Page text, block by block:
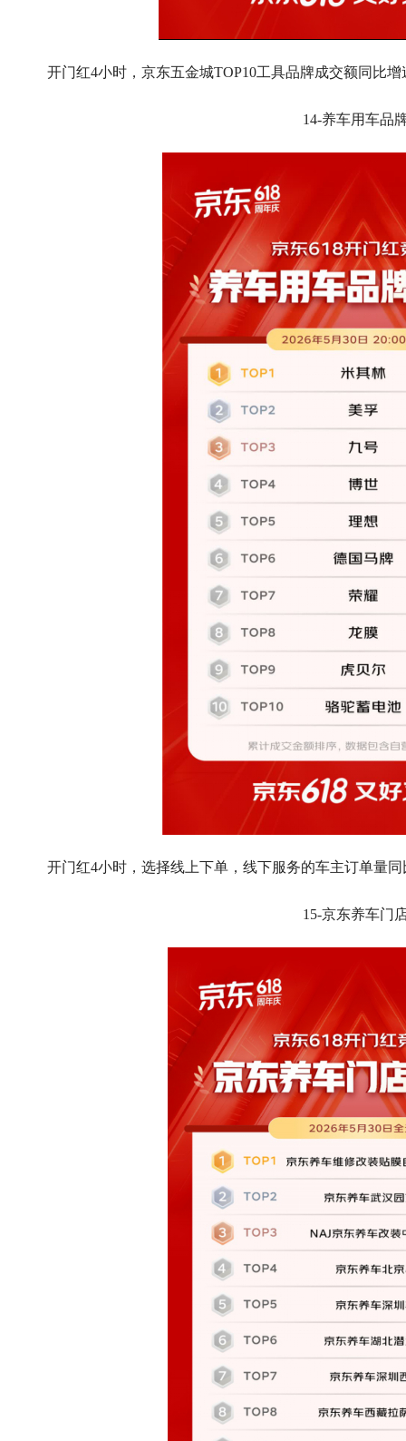
开门红4小时，京东五金城TOP10工具品牌成交额同比
14-养车用车品
开门红4小时，选择线上下单，线下服务的车主订单量同
15-京东养车门